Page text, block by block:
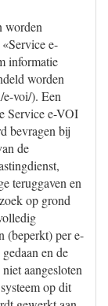
worden
e-
informatie
worden
voi/). Een
Service e-VOI
bevragen bij
de
teruggaven en
op grond
(beperkt) per e-
en de
aangesloten
op dit